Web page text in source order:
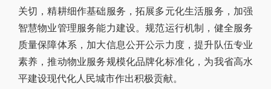
关切，精耕细作基础服务，拓展多元化生活服务，加强
智慧物业管理服务能力建设。规范运行机制，健全服务
质量保障体系，加大信息公开公示力度，提升队伍专业
素养，推动物业服务规模化品牌化标准化，为我省高水
平建设现代化人民城市作出积极贡献。